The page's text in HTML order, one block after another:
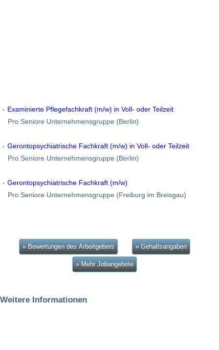
Examinierte Pflegefachkraft (m/w) in Voll- oder Teilzeit
Pro Seniore Unternehmensgruppe (Berlin)
Gerontopsychiatrische Fachkraft (m/w) in Voll- oder Teilzeit
Pro Seniore Unternehmensgruppe (Berlin)
Gerontopsychiatrische Fachkraft (m/w)
Pro Seniore Unternehmensgruppe (Freiburg im Breisgau)
» Bewertungen des Arbeitgebers » Gehaltsangaben
» Mehr Jobangebote
Weitere Informationen